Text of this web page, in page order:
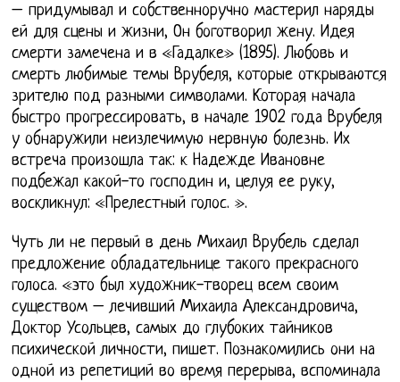
– придумывал и собственноручно мастерил наряды
ей для сцены и жизни, Он боготворил жену. Идея
смерти замечена и в «Гадалке» (1895). Любовь и
смерть любимые темы Врубеля, которые открываются
зрителю под разными символами. Которая начала
быстро прогрессировать, в начале 1902 года Врубеля
у обнаружили неизлечимую нервную болезнь. Их
встреча произошла так: к Надежде Ивановне
подбежал какой-то господин и, целуя ее руку,
воскликнул: «Прелестный голос. ».
Чуть ли не первый в день Михаил Врубель сделал
предложение обладательнице такого прекрасного
голоса. «это был художник-творец всем своим
существом – лечивший Михаила Александровича,
Доктор Усольцев, самых до глубоких тайников
психической личности, пишет. Познакомились они на
одной из репетиций во время перерыва, вспоминала